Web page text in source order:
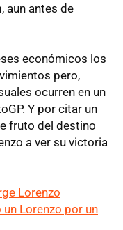
, aun antes de
económicos los
pero,
ocurren en un
Y por citar un
fruto del destino
a ver su victoria
Lorenzo
un Lorenzo por un